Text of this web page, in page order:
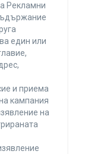
Рекламни
един или
и приема
кампания
на